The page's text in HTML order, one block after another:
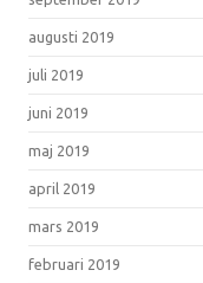
augusti 2019
juli 2019
juni 2019
maj 2019
april 2019
mars 2019
februari 2019